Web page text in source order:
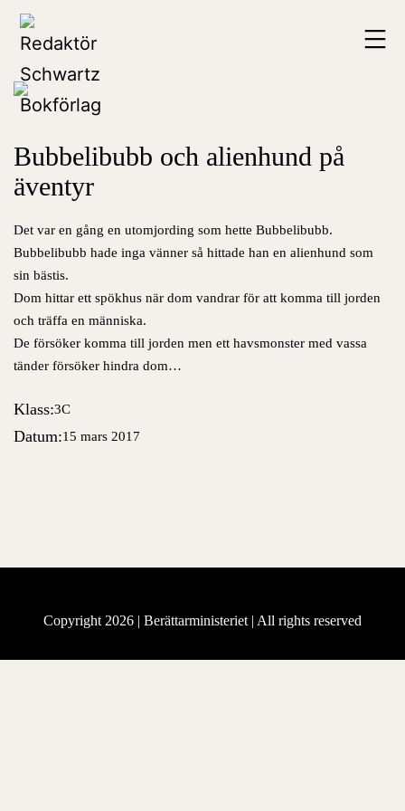
Hoppa
innehåll
Redaktör
Schwartz
Bokförlag
Bubbelibubb och alienhund på
äventyr
Det var en gång en utomjording som hette Bubbelibubb.
Bubbelibubb hade inga vänner så hittade han en alienhund som
sin bästis.
Dom hittar ett spökhus när dom vandrar för att komma till jorden
och träffa en människa.
De försöker komma till jorden men ett havsmonster med vassa
tänder försöker hindra dom…
Klass:3C
Datum:15 mars 2017
Copyright 2026 | Berättarministeriet | All rights reserved